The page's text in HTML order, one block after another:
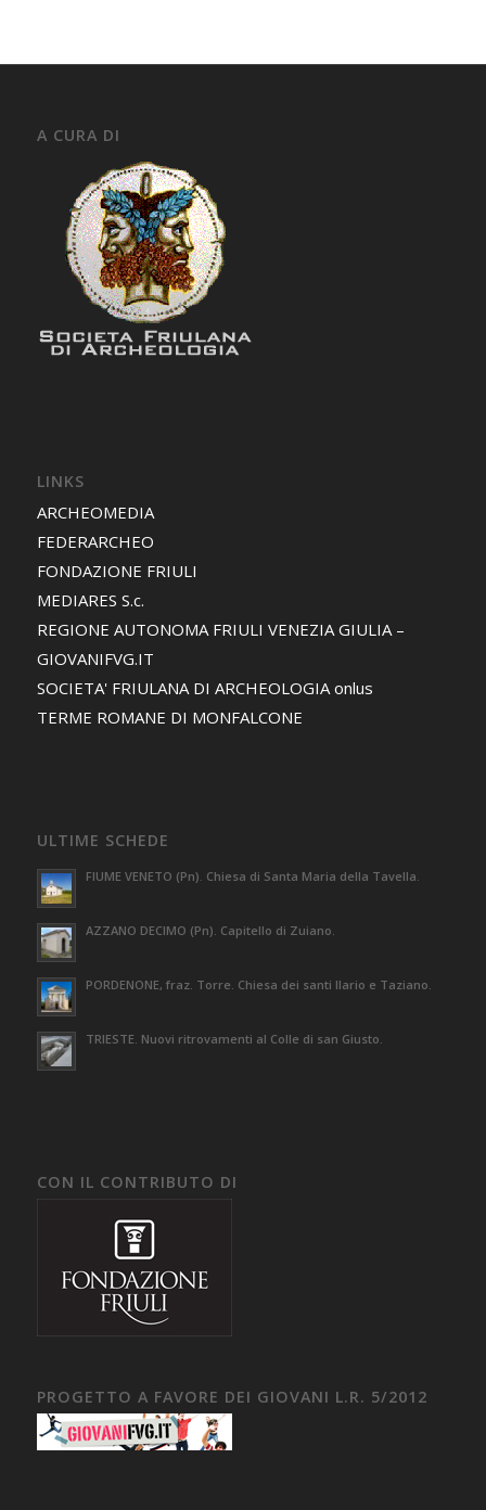
A CURA DI
LINKS
ARCHEOMEDIA
FEDERARCHEO
FONDAZIONE FRIULI
MEDIARES S.c.
REGIONE AUTONOMA FRIULI VENEZIA GIULIA –
GIOVANIFVG.IT
SOCIETA' FRIULANA DI ARCHEOLOGIA onlus
TERME ROMANE DI MONFALCONE
ULTIME SCHEDE
FIUME VENETO (Pn). Chiesa di Santa Maria della Tavella.
AZZANO DECIMO (Pn). Capitello di Zuiano.
PORDENONE, fraz. Torre. Chiesa dei santi Ilario e Taziano.
TRIESTE. Nuovi ritrovamenti al Colle di san Giusto.
CON IL CONTRIBUTO DI
PROGETTO A FAVORE DEI GIOVANI L.R. 5/2012